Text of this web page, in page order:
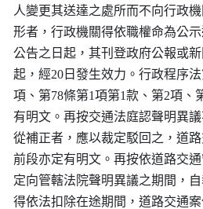
人變更其送達之處所而不向行政
形者，行政機關得依職權命為公
公告之日起，其刊登政府公報或
起，經20日發生效力。行政程序
項、第78條第1項第1款、第2項
有明文。再按交通法庭認聲明異
從補正者，應以裁定駁回之，道
前段亦定有明文。再按依道路交
定向管轄法院聲明異議之期間，
得依法扣除在途期間，道路交通